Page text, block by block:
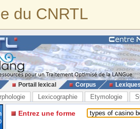
du CNRTL
Portail lexical Corpus
Lexicographie Etymologie
Entrez une forme